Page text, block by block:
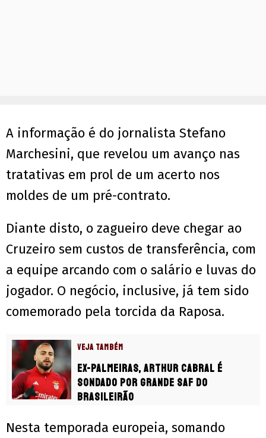
A informação é do jornalista Stefano
Marchesini, que revelou um avanço nas
tratativas em prol de um acerto nos
moldes de um pré-contrato.
Diante disto, o zagueiro deve chegar ao
Cruzeiro sem custos de transferência, com
a equipe arcando com o salário e luvas do
jogador. O negócio, inclusive, já tem sido
comemorado pela torcida da Raposa.
VEJA TAMBÉM
Ex-Palmeiras, Arthur Cabral é
sondado por grande SAF do
Brasileirão
Nesta temporada europeia, somando